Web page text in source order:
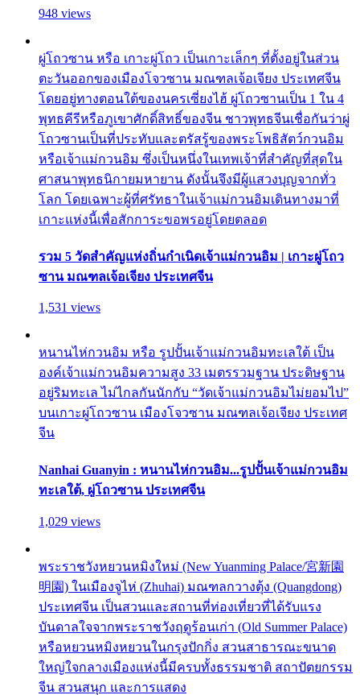
948 views
ผู่โถวซาน หรือ เกาะผู่โถว เป็นเกาะเล็กๆ ที่ตั้งอยู่ในส่วน
ตะวันออกของเมืองโจวซาน มณฑลเจ้อเจียง ประเทศจีน
โดยอยู่ทางตอนใต้ของนครเซี่ยงไฮ้ ผู่โถวซานเป็น 1 ใน 4
พุทธคีรีหรือภูเขาศักดิ์สิทธิ์ของจีน ชาวพุทธจีนเชื่อกันว่าผู่
โถวซานเป็นที่ประทับและตรัสรู้ของพระโพธิสัตว์กวนอิม
หรือเจ้าแม่กวนอิม ซึ่งเป็นหนึ่งในเทพเจ้าที่สำคัญที่สุดใน
ศาสนาพุทธนิกายมหายาน ดังนั้นจึงมีผู้แสวงบุญจากทั่ว
โลก โดยเฉพาะผู้ที่ศรัทธาในเจ้าแม่กวนอิมเดินทางมาที่
เกาะแห่งนี้เพื่อสักการะขอพรอยู่โดยตลอด
รวม 5 วัดสำคัญแห่งถิ่นกำเนิดเจ้าแม่กวนอิม | เกาะผู่โถว
ซาน มณฑลเจ้อเจียง ประเทศจีน
1,531 views
หนานไห่กวนอิม หรือ รูปปั้นเจ้าแม่กวนอิมทะเลใต้ เป็น
องค์เจ้าแม่กวนอิมความสูง 33 เมตรรวมฐาน ประดิษฐาน
อยู่ริมทะเล ไม่ไกลกันนักกับ “วัดเจ้าแม่กวนอิมไม่ยอมไป”
บนเกาะผู่โถวซาน เมืองโจวซาน มณฑลเจ้อเจียง ประเทศ
จีน
Nanhai Guanyin : หนานไห่กวนอิม...รูปปั้นเจ้าแม่กวนอิม
ทะเลใต้, ผู่โถวซาน ประเทศจีน
1,029 views
พระราชวังหยวนหมิงใหม่ (New Yuanming Palace/宮新園
明園) ในเมืองจูไห่ (Zhuhai) มณฑลกวางตุ้ง (Quangdong)
ประเทศจีน เป็นสวนและสถานที่ท่องเที่ยวที่ได้รับแรง
บันดาลใจจากพระราชวังฤดูร้อนเก่า (Old Summer Palace)
หรือหยวนหมิงหยวนในกรุงปักกิ่ง สวนสาธารณะขนาด
ใหญ่ใจกลางเมืองแห่งนี้มีครบทั้งธรรมชาติ สถาปัตยกรรม
จีน สวนสนุก และการแสดง